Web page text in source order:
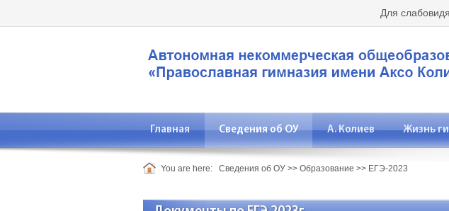
Для
Главная Сведения об ОУ А. Колиев Жизнь
You are here: Сведения об ОУ >> Образование >> ЕГЭ-2023